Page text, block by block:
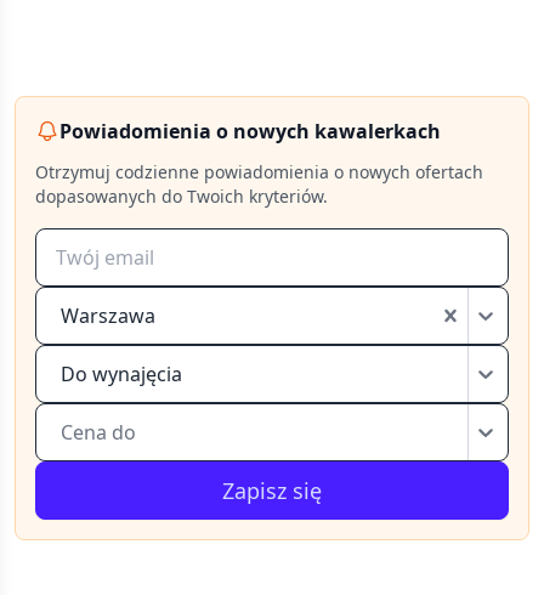
Powiadomienia o nowych kawalerkach
Otrzymuj codzienne powiadomienia o nowych ofertach
dopasowanych do Twoich kryteriów.
Warszawa
Do wynajęcia
Cena do
Zapisz się